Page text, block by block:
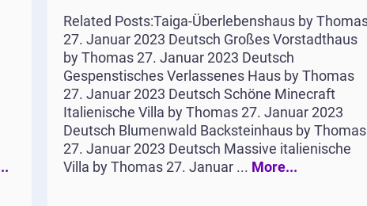
Related Posts:Taiga-Überlebenshaus by
27. Januar 2023 Deutsch Großes Vorstadthaus
by Thomas 27. Januar 2023 Deutsch
Gespenstisches Verlassenes Haus by Thomas
27. Januar 2023 Deutsch Schöne Minecraft
Italienische Villa by Thomas 27. Januar 2023
Deutsch Blumenwald Backsteinhaus by Thomas
27. Januar 2023 Deutsch Massive italienische
Villa by Thomas 27. Januar ... More...